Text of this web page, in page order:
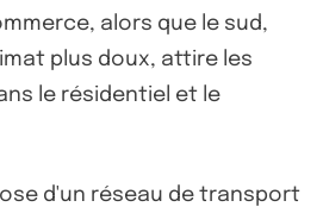
alors que le sud,
plus doux, attire les
le résidentiel et le
d'un réseau de transport